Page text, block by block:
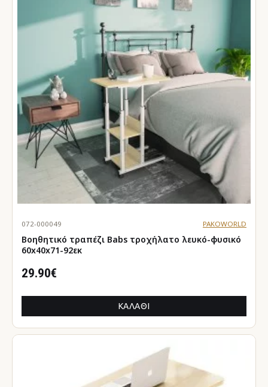
072-000049 PAKOWORLD
Βοηθητικό τραπέζι Babs τροχήλατο λευκό-φυσικό
60x40x71-92εκ
29.90€
ΚΑΛΆΘΙ